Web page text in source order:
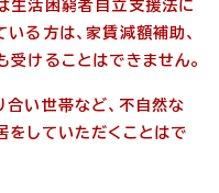
生活困窮者自立支援法に
る方は、家賃減額補助、
けることはできません。
い世帯など、不自然な
していただくことはで